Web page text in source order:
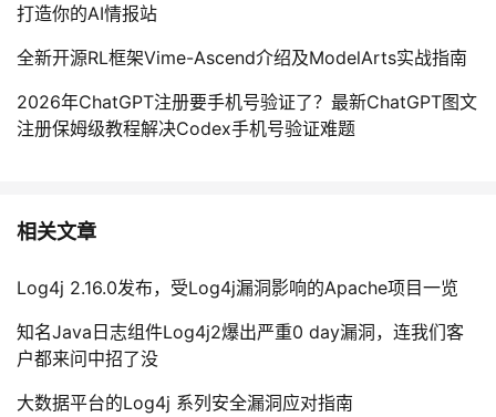
打造你的AI情报站
全新开源RL框架Vime-Ascend介绍及ModelArts实战指南
2026年ChatGPT注册要手机号验证了？最新ChatGPT图文
注册保姆级教程解决Codex手机号验证难题
相关文章
Log4j 2.16.0发布，受Log4j漏洞影响的Apache项目一览
知名Java日志组件Log4j2爆出严重0 day漏洞，连我们客
户都来问中招了没
大数据平台的Log4j 系列安全漏洞应对指南